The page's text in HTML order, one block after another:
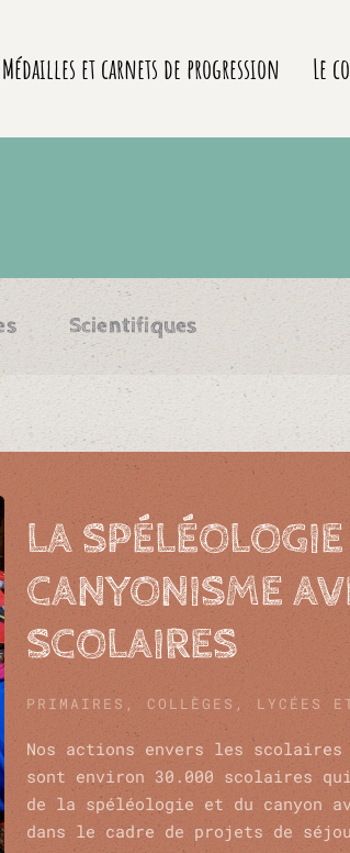
Médailles et carnets de progression Le
Scientifiques
LA
CANYONISME
SCOLAIRES
PRIMAIRES, COLLÈGES, LYCÉES
Nos actions envers les scolaires
sont environ 30.000 scolaires
de la spéléologie et du canyon
dans le cadre de projets de